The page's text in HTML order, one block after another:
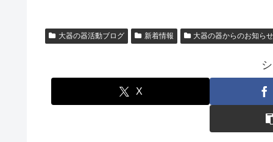
大器の器活動ブログ 新着情報 大器の器からのお知ら
X